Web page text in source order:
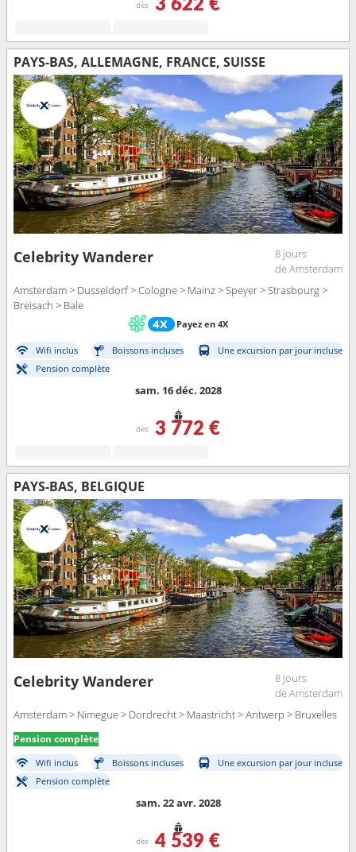
dès 3 622 €
PAYS-BAS, ALLEMAGNE, FRANCE, SUISSE
Celebrity Wanderer
8 jours
de Amsterdam
Amsterdam > Dusseldorf > Cologne > Mainz > Speyer > Strasbourg >
Breisach > Bale
Payez en 4X
Wifi inclus Boissons incluses
Une excursion par jour incluse
Pension complète
sam. 16 déc. 2028
dès 3 772 €
PAYS-BAS, BELGIQUE
Celebrity Wanderer
8 jours
de Amsterdam
Amsterdam > Nimegue > Dordrecht > Maastricht > Antwerp > Bruxelles
Pension complète
Wifi inclus Boissons incluses
Une excursion par jour incluse
Pension complète
sam. 22 avr. 2028
dès 4 539 €